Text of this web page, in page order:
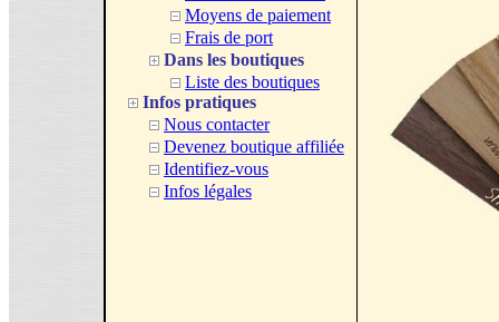
Moyens de paiement
Frais de port
Dans les boutiques
Liste des boutiques
Infos pratiques
Nous contacter
Devenez boutique affiliée
Identifiez-vous
Infos légales